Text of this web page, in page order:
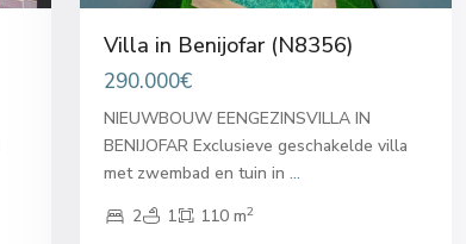
Villa in Benijofar (N8356)
290.000€
NIEUWBOUW EENGEZINSVILLA IN
BENIJOFAR Exclusieve geschakelde villa
met zwembad en tuin in ...
2
1 110 m2